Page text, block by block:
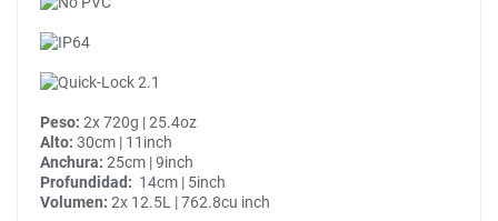
Peso: 2x 720g | 25.4oz
Alto: 30cm | 11inch
Anchura: 25cm | 9inch
Profundidad: 14cm | 5inch
Volumen: 2x 12.5L | 762.8cu inch